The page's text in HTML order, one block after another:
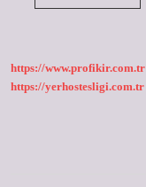
https://www.profikir.com.tr
https://yerhostesligi.com.tr